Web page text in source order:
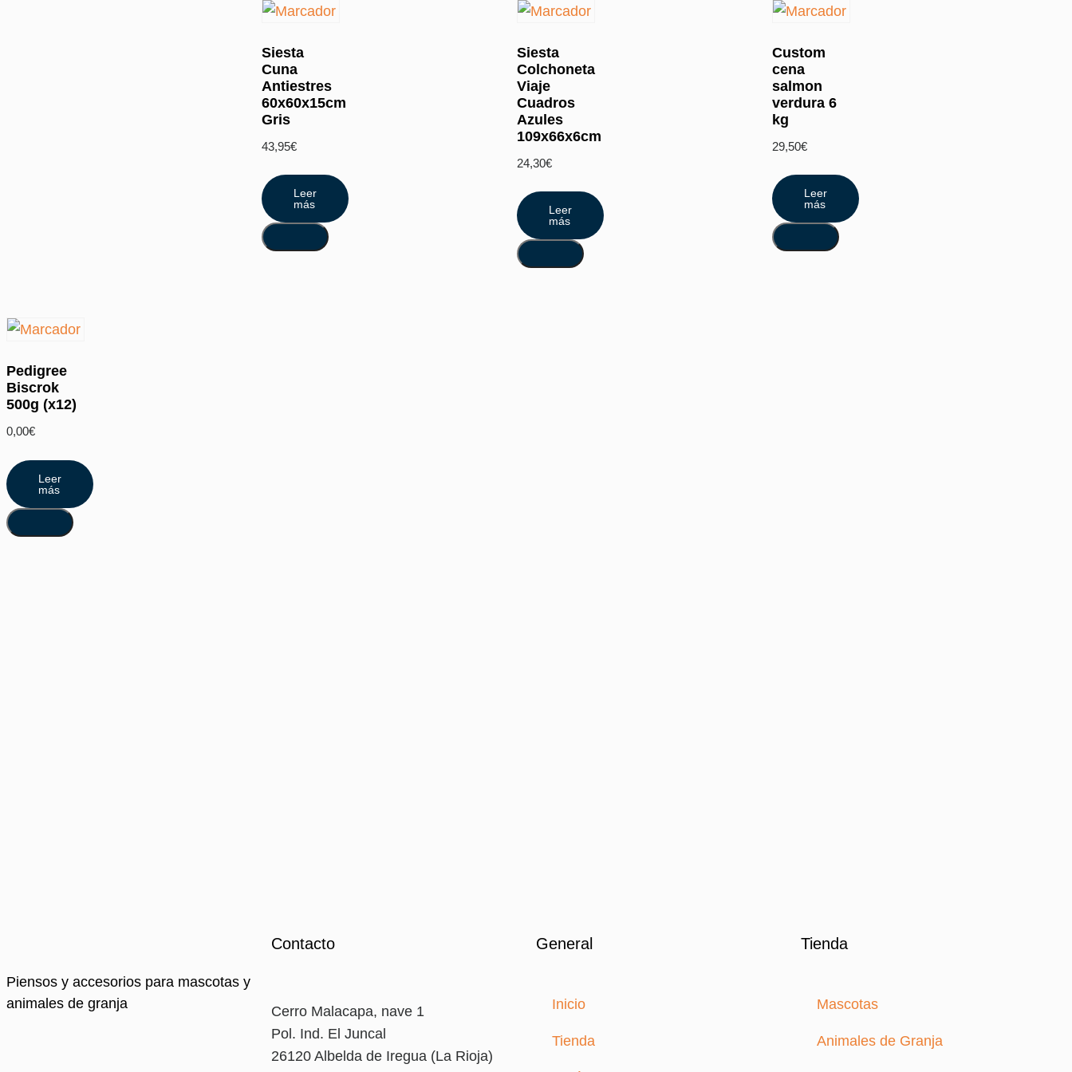
Siesta
Cuna
Antiestres
60x60x15cm
Gris
43,95€
Leer
más
Siesta
Colchoneta
Viaje
Cuadros
Azules
109x66x6cm
24,30€
Leer
más
Custom
cena
salmon
verdura 6
kg
29,50€
Leer
más
Pedigree
Biscrok
500g (x12)
0,00€
Leer
más
Piensos y accesorios para mascotas y
animales de granja
Contacto
Cerro Malacapa, nave 1
Pol. Ind. El Juncal
26120 Albelda de Iregua (La Rioja)
General
Inicio
Tienda
Tienda
Mascotas
Animales de Granja